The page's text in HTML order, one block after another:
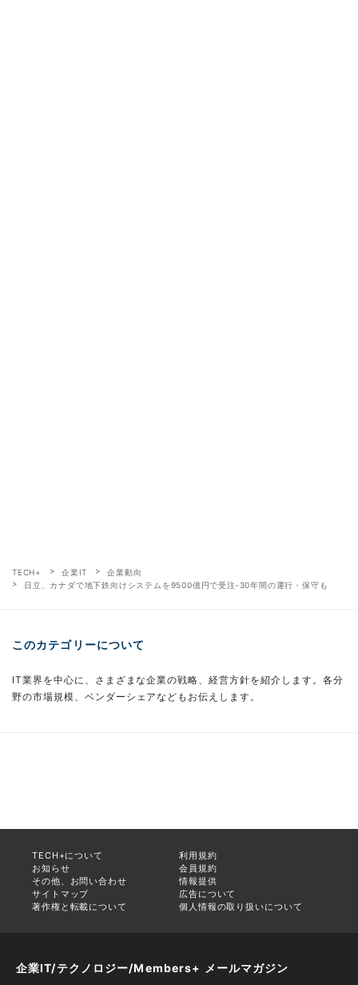
TECH+ 企業IT
企業動向
日立、カナダで地下鉄向けシステムを9500億円で受注‐30年間の運行・保守も
このカテゴリーについて
IT業界を中心に、さまざまな企業の戦略、経営方針を紹介します。各分
野の市場規模、ベンダーシェアなどもお伝えします。
TECH+について
利用規約
お知らせ
会員規約
その他、お問い合わせ
情報提供
サイトマップ
広告について
著作権と転載について
個人情報の取り扱いについて
企業IT/テクノロジー/Members+ メールマガジン